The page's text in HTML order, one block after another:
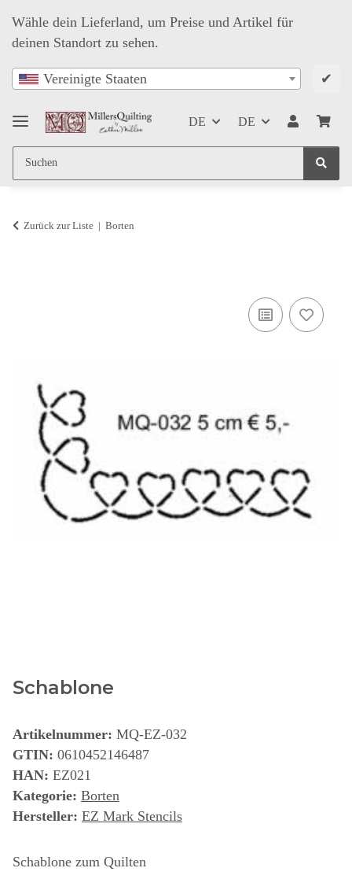
Wähle dein Lieferland, um Preise und Artikel für
deinen Standort zu sehen.
Vereinigte Staaten ✔
DE DE
Zurück zur Liste Borten
Schablone
Artikelnummer: MQ-EZ-032
GTIN: 0610452146487
HAN: EZ021
Kategorie: Borten
Hersteller: EZ Mark Stencils
Schablone zum Quilten